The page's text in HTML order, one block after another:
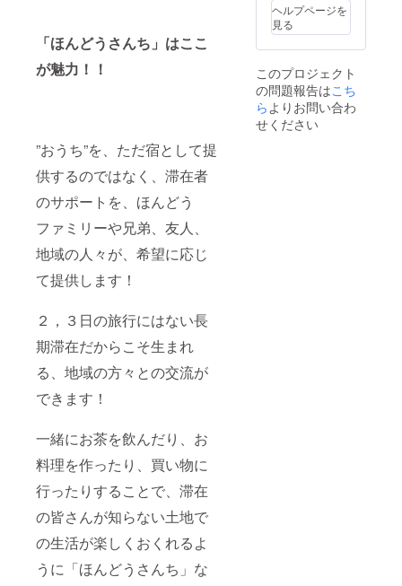
「ほんどうさんち」はここ
が魅力！！
”おうち”を、ただ宿として提
供するのではなく、滞在者
のサポートを、ほんどう
ファミリーや兄弟、友人、
地域の人々が、希望に応じ
て提供します！
２，３日の旅行にはない長
期滞在だからこそ生まれ
る、地域の方々との交流が
できます！
一緒にお茶を飲んだり、お
料理を作ったり、買い物に
行ったりすることで、滞在
の皆さんが知らない土地で
の生活が楽しくおくれるよ
うに「ほんどうさんち」な
ヘルプページを
見る
このプロジェクト
の問題報告はこち
らよりお問い合わ
せください